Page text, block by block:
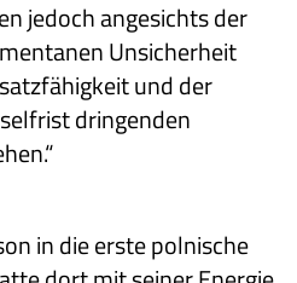
jedoch angesichts der
Unsicherheit
und der
dringenden
in die erste polnische